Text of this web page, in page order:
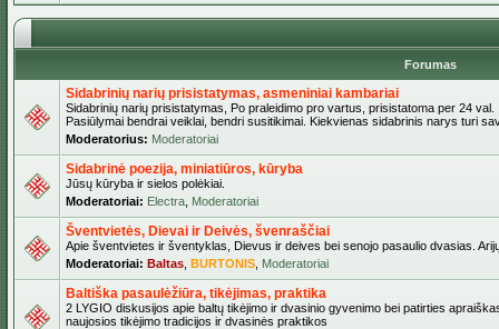
Forumas
Sidabrinių narių prisistatymas, asmeniniai kambariai
Sidabrinių narių prisistatymas, Po praleidimo pro vartus, prisistatoma per 24 val.
Pasiūlymai bendrai veiklai, bendri susitikimai. Kiekvienas sidabrinis narys turi
Moderatorius: Moderatoriai
Sidabrinė poezija, miniatiūros, kūryba
Jūsų kūryba ir sielos polėkiai.
Moderatoriai: Electra Moderatoriai
Šventvietės, Dievai ir Deivės, švenraščiai
Apie šventvietes ir šventyklas, Dievus ir deives bei senojo pasaulio dvasias.
Moderatoriai: Baltas BURTONIS Moderatoriai
Baltiška pasaulėžiūra, tikėjimas, praktika
2 LYGIO diskusijos apie baltų tikėjimo ir dvasinio gyvenimo bei patirties
naujosios tikėjimo tradicijos ir dvasinės praktikos